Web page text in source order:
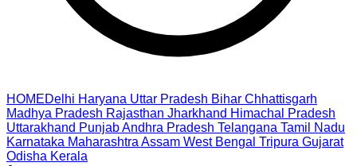
HOMEDelhi Haryana Uttar Pradesh Bihar Chhattisgarh
Madhya Pradesh Rajasthan Jharkhand Himachal Pradesh
Uttarakhand PunjabAndhra Pradesh Telangana Tamil Nadu
Karnataka Maharashtra Assam West Bengal Tripura Gujarat
Odisha Kerala